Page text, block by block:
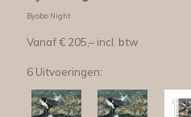
Byobo Night
Vanaf € 205,– incl. btw
6 Uitvoeringen: